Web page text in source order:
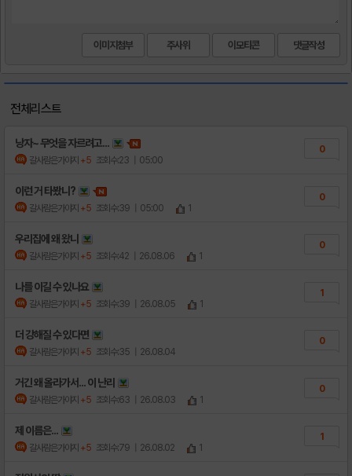
이미지첨부 주사위 이모티콘
전체리스트
낭자~ 무엇을 자르려고...
갈사람은가야지 +5 조회수:23 | 05:00
0
이런 거 타봤니?
갈사람은가야지 +5 조회수:39 | 05:00 1
0
우리집에 왜 왔니
갈사람은가야지 +5 조회수:42 | 26.08.06 1
0
나를 이길 수 있나요
갈사람은가야지 +5 조회수:39 | 26.08.05 1
1
더 강해질 수 있다면
갈사람은가야지 +5 조회수:35 | 26.08.04
0
거긴 왜 올라가서... 이 난리
갈사람은가야지 +5 조회수:63 | 26.08.03 1
0
제 이름은...
갈사람은가야지 +5 조회수:79 | 26.08.02 1
1